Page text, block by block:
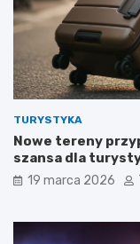
TURYSTYKA
Nowe tereny
szansa dla
19 marca 2026